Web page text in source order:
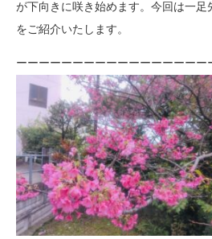
が下向きに咲き始めます。今回は一足
をご紹介いたします。
ーーーーーーーーーーーーーーーーー